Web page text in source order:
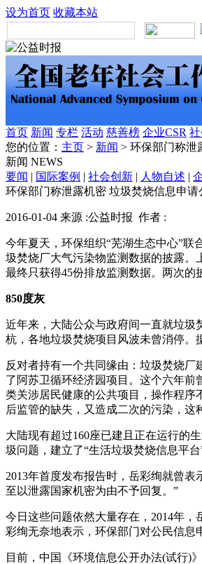
设为首页 收藏本站
首页 新闻 专栏 活动 慈善榜 企业CSR
您的位置： 主页 > 新闻 > 环保部门称泄
新闻 NEWS
要闻 | 国际案例 | 社会创新 | 人物自述 |
环保部门称泄露机密 垃圾焚烧信息申请
2016-01-04 来源 :公益时报 作者 :
今年夏天，环保组织“芜湖生态中心”联
圾焚烧厂大气污染物监测数据的披露。
最终只获得45份排放监测数据。两次的
850度灰
近年来，大陆公众与政府间一直就垃圾
杭，各地垃圾焚烧项目风波未曾消停。
反对者持有一个共同缘由：垃圾焚烧厂
了阿苏卫循环经济园项目。这个六年
类关涉居民健康的公共项目，操作程序
后监管的缺失，又造成二次的污染，这
大陆现有超过160座已建且正在运行的
圾问题，建立了“生活垃圾焚烧信息平
2013年首度发布报告时，岳彩绚就曾
至以泄露国家机密为由不予回复。”
今日这些问题依然大量存在，2014年
彩绚无奈地表示，环保部门对公民信息
目前，中国《环境信息公开办法(试行)